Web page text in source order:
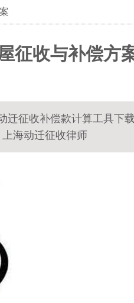
征收与补偿方
迁征收补偿款计算工具下载
海动迁征收律师